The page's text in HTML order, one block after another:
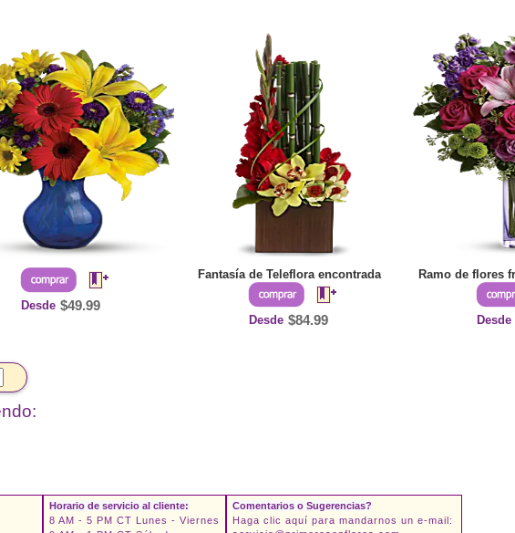
Desde $49.99
Fantasía de Teleflora encontrada
Desde $84.99
Ramo de flores
Desde
Horario de servicio al cliente:
8 AM - 5 PM CT Lunes - Viernes
Comentarios o Sugerencias?
Haga clic aquí para mandarnos un e-mail: